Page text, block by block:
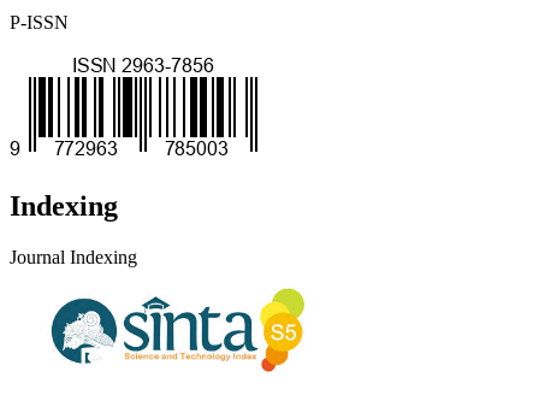
P-ISSN
Indexing
Journal Indexing